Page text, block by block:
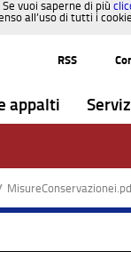
vuoi saperne di più
all’uso di tutti i
RSS
appalti